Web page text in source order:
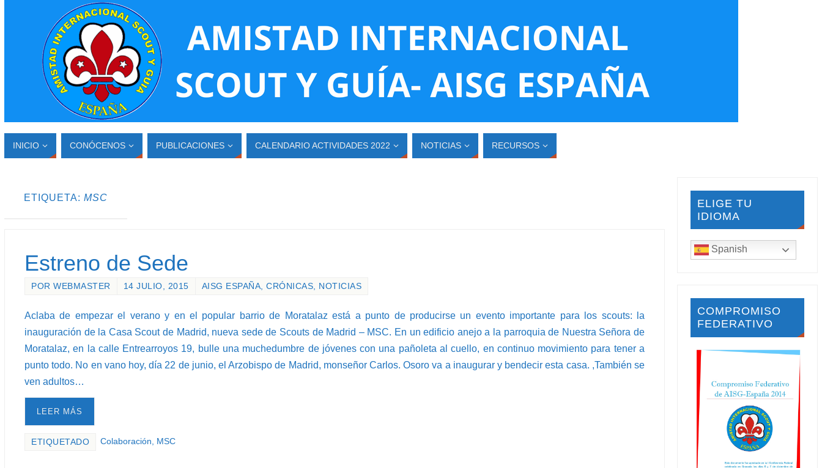
INICIO CONÓCENOS PUBLICACIONES CALENDARIO ACTIVIDADES 2022 NOTICIAS RECURSOS
ETIQUETA: MSC
Estreno de Sede
POR WEBMASTER 14 JULIO, 2015 AISG ESPAÑA, CRÓNICAS, NOTICIAS
Aclaba de empezar el verano y en el popular barrio de Moratalaz está a punto de producirse un evento importante para los scouts: la
inauguración de la Casa Scout de Madrid, nueva sede de Scouts de Madrid – MSC. En un edificio anejo a la parroquia de Nuestra Señora de
Moratalaz, en la calle Entrearroyos 19, bulle una muchedumbre de jóvenes con una pañoleta al cuello, en continuo movimiento para tener a
punto todo. No en vano hoy, día 22 de junio, el Arzobispo de Madrid, monseñor Carlos. Osoro va a inaugurar y bendecir esta casa. ,También se
ven adultos…
LEER MÁS
ETIQUETADO Colaboración, MSC
ELIGE TU
IDIOMA
Spanish
COMPROMISO
FEDERATIVO